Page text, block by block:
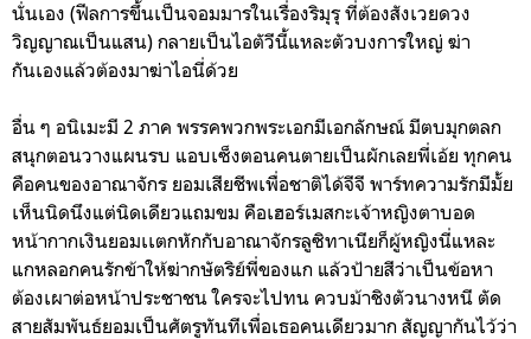
นั่นเอง (ฟีลการขึ้นเป็นจอมมารในเรื่องริมุรุ ที่ต้องสังเวยดวง
วิญญาณเป็นแสน) กลายเป็นไอตัวีนี้แหละตัวบงการใหญ่ ฆ่า
กันเองแล้วต้องมาฆ่าไอนี่ด้วย
อื่น ๆ อนิเมะมี 2 ภาค พรรคพวกพระเอกมีเอกลักษณ์ มีตบมุกตลก
สนุกตอนวางแผนรบ แอบเซ็งตอนคนตายเป็นผักเลยพี่เอ้ย ทุกคน
คือคนของอาณาจักร ยอมเสียชีพเพื่อชาติได้จีจี พาร์ทความรักมีมั้ย
เห็นนิดนึงแต่นิดเดียวแถมขม คือเฮอร์เมสกะเจ้าหญิงตาบอด
หน้ากากเงินยอมเเตกหักกับอาณาจักรลูซิทาเนียก็ผู้หญิงนี่แหละ
แกหลอกคนรักข้าให้ฆ่ากษัตริย์พี่ของแก แล้วป้ายสีว่าเป็นข้อหา
ต้องเผาต่อหน้าประชาชน ใครจะไปทน ควบม้าชิงตัวนางหนี ตัด
สายสัมพันธ์ยอมเป็นศัตรูทันทีเพื่อเธอคนเดียวมาก สัญญากันไว้ว่า